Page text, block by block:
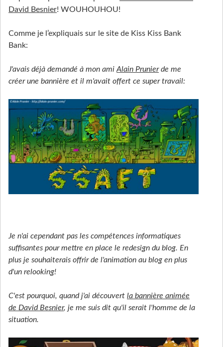
David Besnier! WOUHOUHOU!
Comme je l’expliquais sur le site de Kiss Kiss Bank
Bank:
J'avais déjà demandé à mon ami Alain Prunierde me
créer une bannière et il m'avait offert ce super travail:
Je n'ai cependant pas les compétences informatiques
suffisantes pour mettre en place le redesign du blog. En
plus je souhaiterais offrir de l'animation au blog en plus
d'un relooking!
C'est pourquoi, quand j'ai découvert la bannière animée
de David Besnier, je me suis dit qu'il serait l'homme de la
situation.